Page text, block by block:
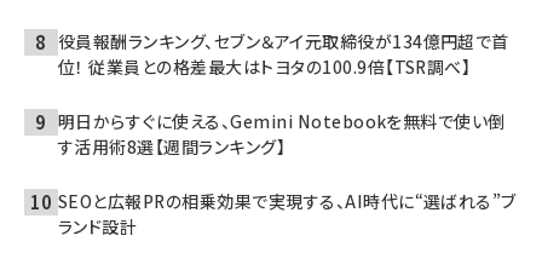
役員報酬ランキング、セブン＆アイ元取締役が134億円超で首
位！ 従業員との格差最大はトヨタの100.9倍【TSR調べ】
明日からすぐに使える、Gemini Notebookを無料で使い倒
す活用術8選【週間ランキング】
SEOと広報PRの相乗効果で実現する、AI時代に“選ばれる”ブ
ランド設計